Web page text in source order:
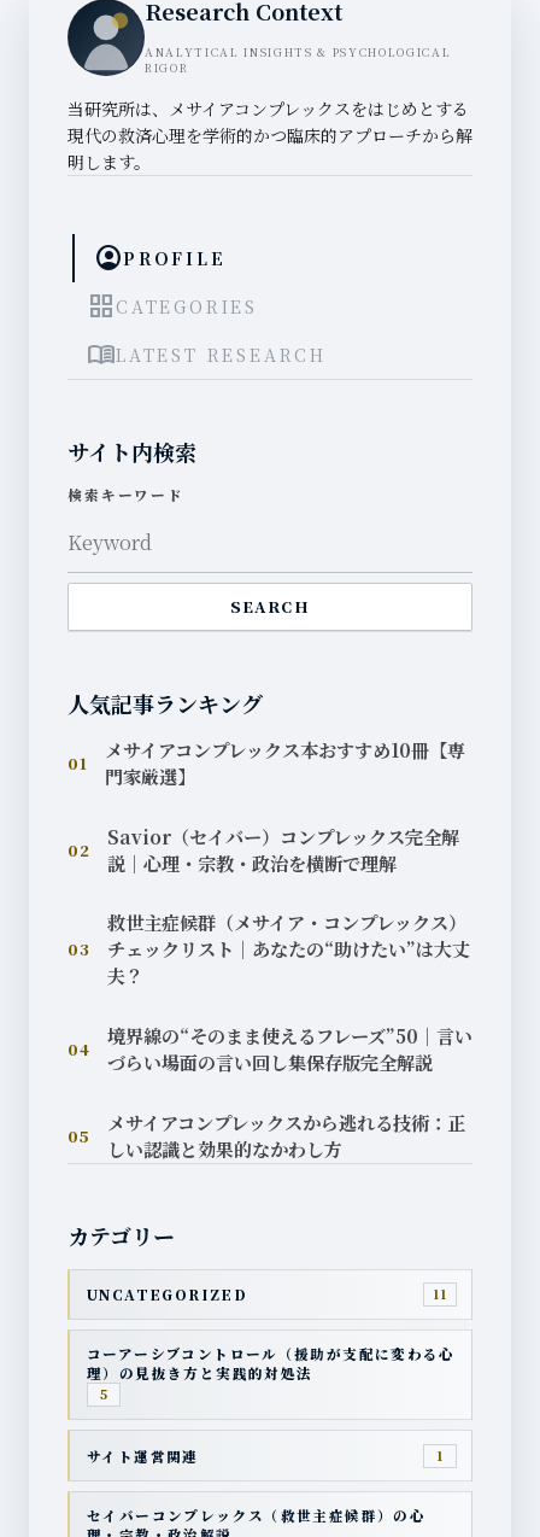
Research Context
ANALYTICAL INSIGHTS & PSYCHOLOGICAL
RIGOR
当研究所は、メサイアコンプレックスをはじめとする
現代の救済心理を学術的かつ臨床的アプローチから解
明します。
account_circlePROFILE
grid_view CATEGORIES
menu_bookLATEST RESEARCH
サイト内検索
検索キーワード
SEARCH
人気記事ランキング
01
メサイアコンプレックス本おすすめ10冊【専
門家厳選】
02
Savior（セイバー）コンプレックス完全解
説｜心理・宗教・政治を横断で理解
03
救世主症候群（メサイア・コンプレックス）
チェックリスト｜あなたの“助けたい”は大丈
夫？
04
境界線の“そのまま使えるフレーズ”50｜言い
づらい場面の言い回し集保存版完全解説
05
メサイアコンプレックスから逃れる技術：正
しい認識と効果的なかわし方
カテゴリー
UNCATEGORIZED 11
コーアーシブコントロール（援助が支配に変わる心
理）の見抜き方と実践的対処法
5
サイト運営関連 1
セイバーコンプレックス（救世主症候群）の心